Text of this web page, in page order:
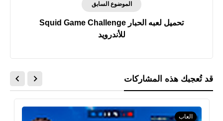
الموضوع السابق
تحميل لعبه الحبار Squid Game Challenge
للأندرويد
قد تُعجبك هذه المشاركات
العاب